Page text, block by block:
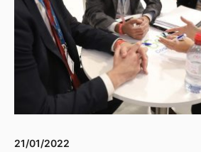
21/01/2022